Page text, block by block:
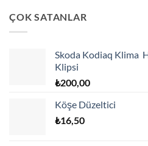
ÇOK SATANLAR
Skoda Kodiaq Klima
Klipsi
₺200,00
Köşe Düzeltici
₺16,50